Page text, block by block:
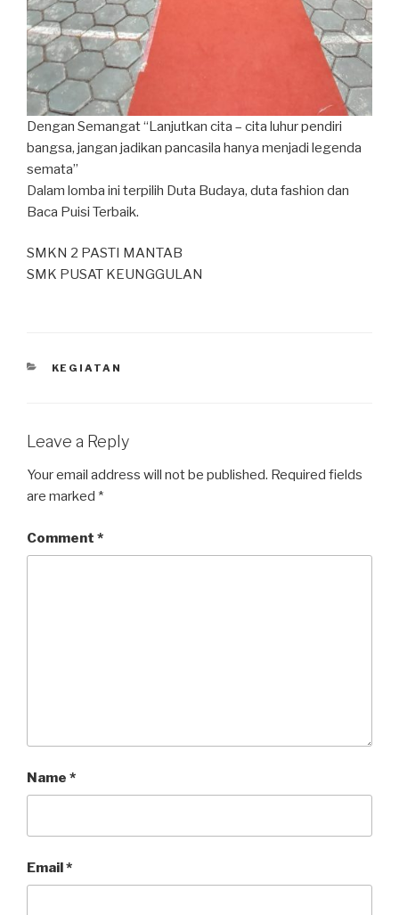
Dengan Semangat “Lanjutkan cita – cita luhur pendiri
bangsa, jangan jadikan pancasila hanya menjadi legenda
semata”
Dalam lomba ini terpilih Duta Budaya, duta fashion dan
Baca Puisi Terbaik.
SMKN 2 PASTI MANTAB
SMK PUSAT KEUNGGULAN
KEGIATAN
Leave a Reply
Your email address will not be published. Required fields
are marked *
Comment *
Name *
Email*